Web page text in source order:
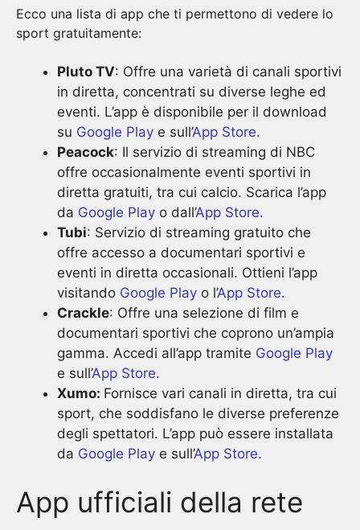
Ecco una lista di app che ti permettono di vedere lo
sport gratuitamente:
Pluto TV: Offre una varietà di canali sportivi
in diretta, concentrati su diverse leghe ed
eventi. L’app è disponibile per il download
su Google Play e sull’App Store.
Peacock: Il servizio di streaming di NBC
offre occasionalmente eventi sportivi in
diretta gratuiti, tra cui calcio. Scarica l’app
da Google Play o dall’App Store.
Tubi: Servizio di streaming gratuito che
offre accesso a documentari sportivi e
eventi in diretta occasionali. Ottieni l’app
visitando Google Play o l’App Store.
Crackle: Offre una selezione di film e
documentari sportivi che coprono un’ampia
gamma. Accedi all’app tramite Google Play
e sull’App Store.
Xumo: Fornisce vari canali in diretta, tra cui
sport, che soddisfano le diverse preferenze
degli spettatori. L’app può essere installata
da Google Play e sull’App Store.
App ufficiali della rete